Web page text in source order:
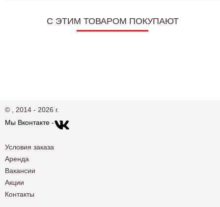
C ЭТИМ ТОВАРОМ ПОКУПАЮТ
© , 2014 - 2026 г.
Мы Вконтакте -
Условия заказа
Аренда
Вакансии
Акции
Контакты